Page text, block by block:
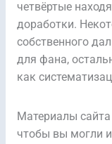
четвёртые
доработки.
собственного
для фана,
как
Материалы
чтобы вы могли